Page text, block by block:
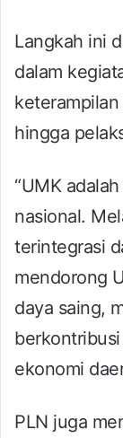
Langkah ini
dalam
hingga
“UMK
nasional.
terintegrasi
mendorong
daya saing,
ekonomi
PLN juga